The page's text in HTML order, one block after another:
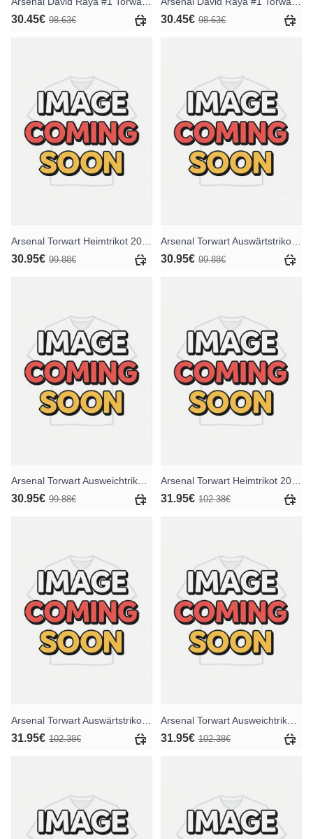
30.45€ 98.63€ 30.45€ 98.63€
Arsenal Torwart Heimtrikot 2025-26 Kurzarm
30.95€ 99.88€
Arsenal Torwart Auswärtstrikot 2025-26 Kurzarm
30.95€ 99.88€
30.95€ 99.88€ 31.95€ 102.38€
31.95€ 102.38€ 31.95€ 102.38€